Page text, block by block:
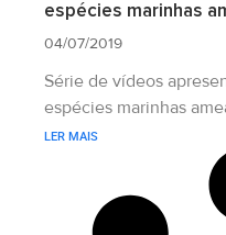
espécies marinhas
04/07/2019
Série de vídeos
espécies marinhas
LER MAIS